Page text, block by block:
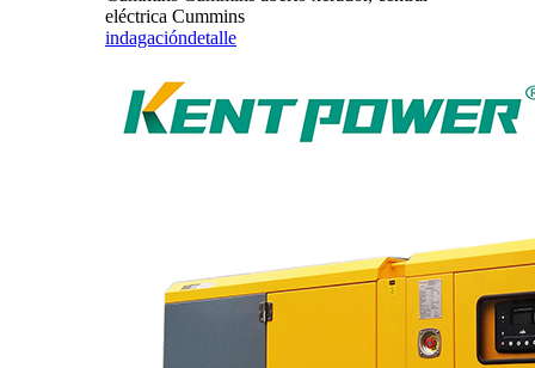
eléctrica Cummins
indagacióndetalle